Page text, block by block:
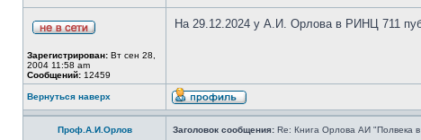
Зарегистрирован: Вт сен 28,
2004 11:58 am
Сообщений: 12459
На 29.12.2024 у А.И. Орлова в РИНЦ 711
Вернуться наверх
Проф.А.И.Орлов Заголовок сообщения: Re: Книга Орлова АИ "Полвека